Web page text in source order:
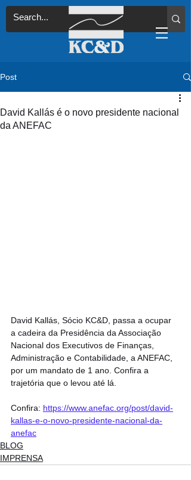
Post
David Kallás é o novo presidente nacional
da ANEFAC
David Kallás, Sócio KC&D, passa a ocupar
a cadeira da Presidência da Associação
Nacional dos Executivos de Finanças,
Administração e Contabilidade, a ANEFAC,
por um mandato de 1 ano. Confira a
trajetória que o levou até lá.
Confira: https://www.anefac.org/post/david-
kallas-e-o-novo-presidente-nacional-da-
anefac
BLOG
IMPRENSA